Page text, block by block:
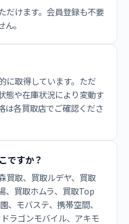
だけます。会員登録も不要
。
に取得しています。ただ
態や在庫状況により変動す
は各買取店でご確認くださ
ですか？
買取、買取ルデヤ、買取
、買取ホムラ、買取Top
、モバステ、携帯空間、
ラゴンモバイル、アキモ